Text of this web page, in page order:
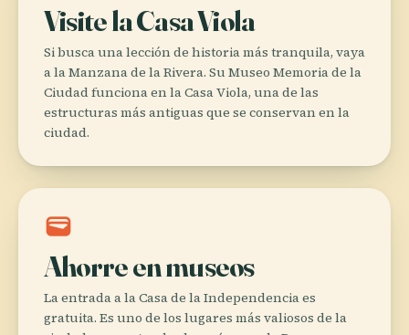
Visite la Casa Viola
Si busca una lección de historia más tranquila, vaya
a la Manzana de la Rivera. Su Museo Memoria de la
Ciudad funciona en la Casa Viola, una de las
estructuras más antiguas que se conservan en la
ciudad.
wallet
Ahorre en museos
La entrada a la Casa de la Independencia es
gratuita. Es uno de los lugares más valiosos de la